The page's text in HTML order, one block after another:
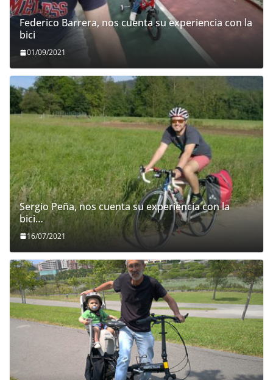
Federico Barrera, nos cuenta su experiencia con la
bici
01/09/2021
Sergio Peña, nos cuenta su experiencia con la
bici…
16/07/2021